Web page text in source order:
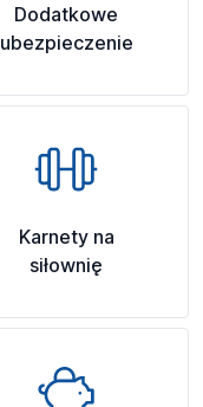
Dodatkowe
ubezpieczenie
Karnety na
siłownię